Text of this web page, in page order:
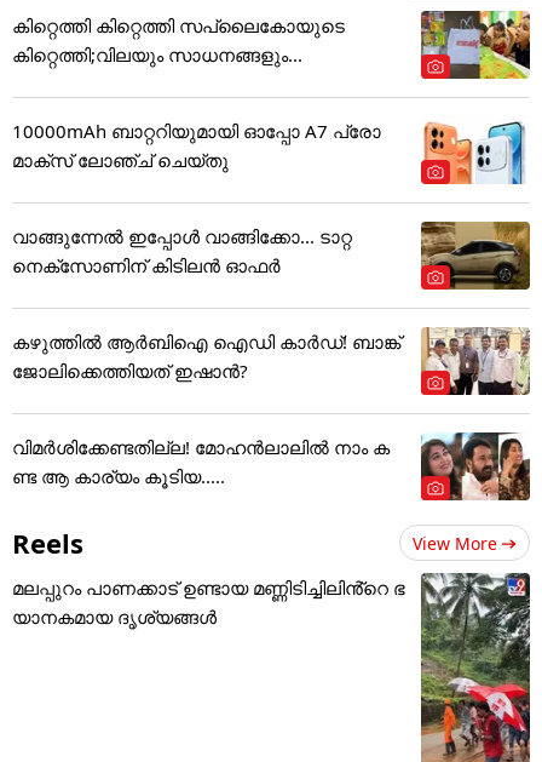
കിറ്റെത്തി കിറ്റെത്തി സപ്ലൈകോയുടെ
കിറ്റെത്തി;വിലയും സാധനങ്ങളും...
10000mAh ബാറ്ററിയുമായി ഓപ്പോ A7 പ്രോ
മാക്സ് ലോഞ്ച് ചെയ്തു
വാങ്ങുന്നേൽ ഇപ്പോൾ വാങ്ങിക്കോ... ടാറ്റ
നെക്സോണിന് കിടിലൻ ഓഫർ
കഴുത്തില്‍ ആര്‍ബിഐ ഐഡി കാര്‍ഡ്! ബാങ്ക്
ജോലിക്കെത്തിയത് ഇഷാന്‍?
വിമർശിക്കേണ്ടതില്ല! മോഹൻലാലിൽ നാം ക
ണ്ട ആ കാര്യം കൂടിയ.....
Reels View More
മലപ്പുറം പാണക്കാട് ഉണ്ടായ മണ്ണിടിച്ചിലിൻ്റെ ഭ
യാനകമായ ദൃശ്യങ്ങൾ